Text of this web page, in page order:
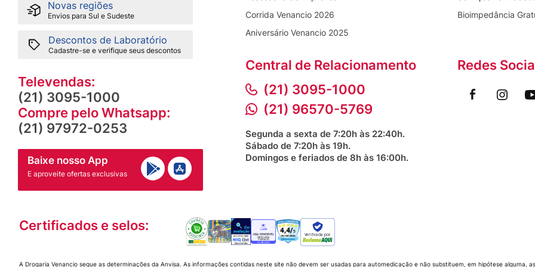
o rosto, pescoço e colo, evitando a área sensível dos olhos e lábios.
espectro com FPS 30 ou superior.
Restrições e conservação do Facial Cell Cycle Catalyst
Evite contato direto com os olhos. Em caso de irritação ou desconforto, reduza a frequência de uso
ou suspenda a aplicação e procure orientação médica.
Não aplique sobre a pele irritada, lesionada ou sensibilizada. Conserve a embalagem bem fechada,
em local fresco, seco e protegido da incidência direta de luz solar.
Posso usar o Facial Cell Cycle Catalyst todos os dias?
O Facial Cell Cycle Catalyst causa descamação na pele?
Novas regiões
Envios para Sul e Sudeste
Descontos de Laboratório
Cadastre-se e verifique seus descontos
Televendas:
(21) 3095-1000
Compre pelo Whatsapp:
(21) 97972-0253
Baixe nosso App
E aproveite ofertas exclusivas
Corrida Venancio 2026
Aniversário Venancio 2025
Bioimpedância
Central de Relacionamento
(21) 3095-1000
(21) 96570-5769
Segunda a sexta de 7:20h às 22:40h.
Sábado de 7:20h às 19h.
Domingos e feriados de 8h às 16:00h.
Redes
Certificados e selos:
Verificada por
A Drogaria Venancio segue as determinações da Anvisa. As informações contidas neste site não devem ser usadas para automedicação e não substituem, em hipótese alguma,